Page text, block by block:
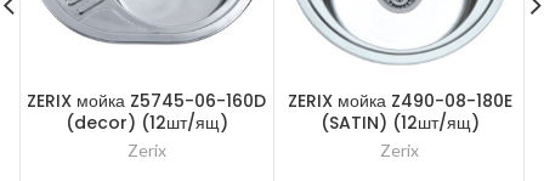
ZERIX мойка Z5745-06-160D
(decor) (12шт/ящ)
Zerix
ZERIX мойка Z490-08-180E
(SATIN) (12шт/ящ)
Zerix